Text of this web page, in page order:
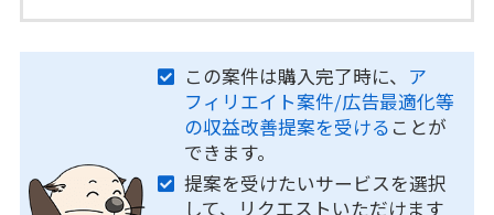
この案件は購入完了時に、 ア
フィリエイト案件/広告最適化等
の収益改善提案を受ける ことが
できます。
提案を受けたいサービスを選択
して、リクエストいただけます